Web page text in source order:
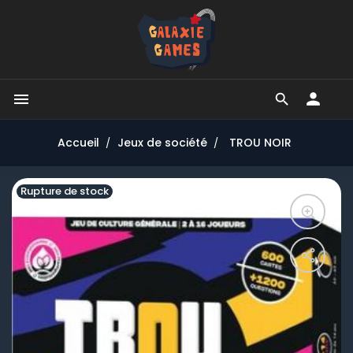


Accueil Jeux de société TROU NOIR
Rupture de stock